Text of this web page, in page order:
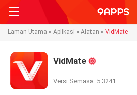
Laman Utama » Aplikasi » Alatan » VidMate
VidMate
Versi Semasa: 5.3241